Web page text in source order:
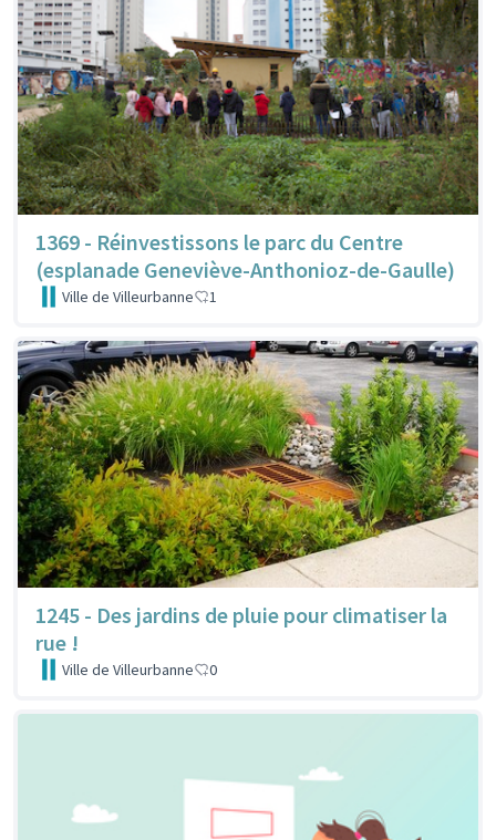
1369 - Réinvestissons le parc du Centre
(esplanade Geneviève-Anthonioz-de-Gaulle)
Ville de Villeurbanne 1
1245 - Des jardins de pluie pour climatiser la
rue !
Ville de Villeurbanne 0